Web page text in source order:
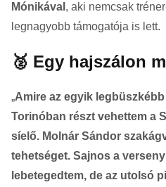
Mónikával , aki nemcsak
legnagyobb támogatója is lett.
🥈 Egy hajszálon
„Amire az egyik
Torinóban részt vehettem a
síelő. Molnár Sándor
tehetséget. Sajnos a
lebetegedtem, de az utolsó